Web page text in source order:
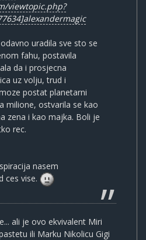
viewtopic.php?
uradila sve sto se
fahu, postavila
da i prosjecna
uz volju, trud i
postat planetarni
milione, ostvarila se kao
zena i kao majka. Boli je
rec.
nasem
ces vise.
ali je ovo ekvivalent Miri
ili Marku Nikolicu Gigi